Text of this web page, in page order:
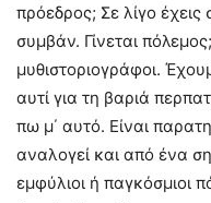
πρόεδρος; Σε λίγο έχεις
συμβάν. Γίνεται
μυθιστοριογράφοι.
αυτί για τη βαριά
πω μ΄ αυτό. Είναι
αναλογεί και από ένα
εμφύλιοι ή παγκόσμιοι